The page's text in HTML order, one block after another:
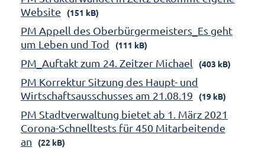
Website
(151 kB)
PM Appell des Oberbürgermeisters_Es geht
um Leben und Tod
(111 kB)
PM_Auftakt zum 24. Zeitzer Michael (403 kB)
PM Korrektur Sitzung des Haupt- und
Wirtschaftsausschusses am 21.08.19
(19 kB)
PM Stadtverwaltung bietet ab 1. März 2021
Corona-Schnelltests für 450 Mitarbeitende
an
(22 kB)